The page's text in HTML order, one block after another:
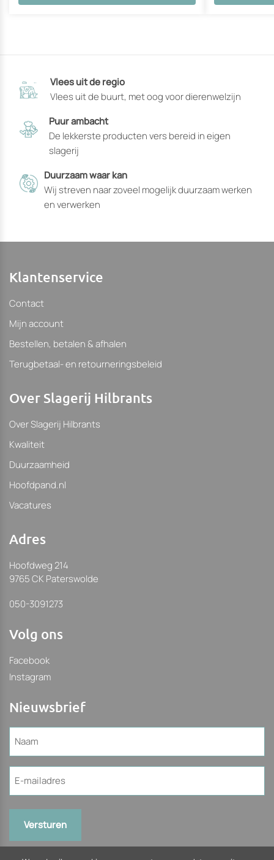
op
de
productpagina
gekozen
de
kunnen
Vlees uit de regio
Vlees uit de buurt, met oog voor dierenwelzijn
Puur ambacht
De lekkerste producten vers bereid in eigen
slagerij
Duurzaam waar kan
Wij streven naar zoveel mogelijk duurzaam werken
en verwerken
Klantenservice
Contact
Mijn account
Bestellen, betalen & afhalen
Terugbetaal- en retourneringsbeleid
Over Slagerij Hilbrants
Over Slagerij Hilbrants
Kwaliteit
Duurzaamheid
Hoofdpand.nl
Vacatures
Adres
Hoofdweg 214
9765 CK Paterswolde
050-3091273
Volg ons
Facebook
Instagram
Nieuwsbrief
mailadres